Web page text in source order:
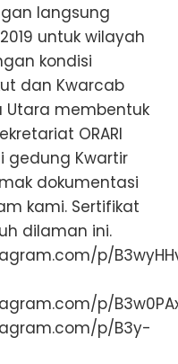
langsung
untuk wilayah
kondisi
dan Kwarcab
Utara membentuk
ORARI
gedung Kwartir
dokumentasi
kami. Sertifikat
dilaman ini.
p/
p/
p/B3y-